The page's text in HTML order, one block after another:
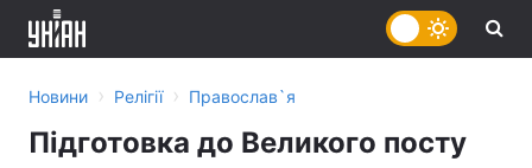
Новини › Релігії › Православ`я
Підготовка до Великого посту